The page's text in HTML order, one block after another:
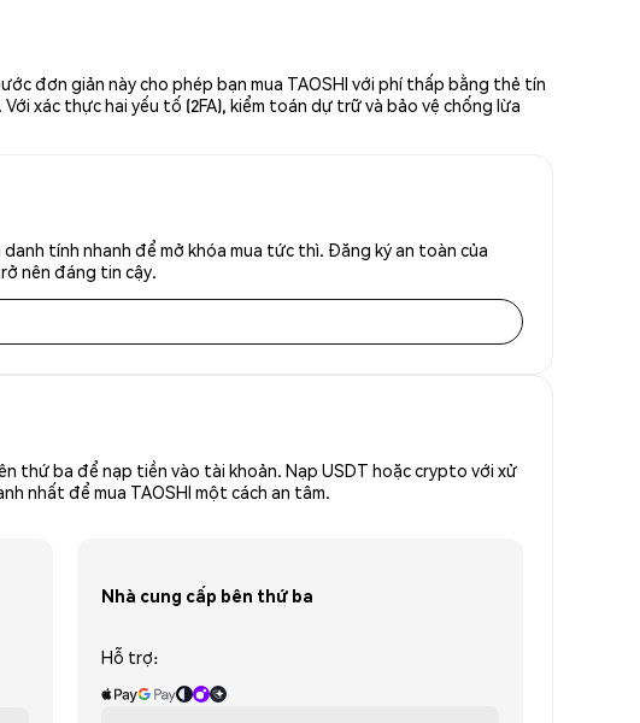
đơn giản này cho phép bạn mua TAOSHI với phí thấp bằng thẻ tín
xác thực hai yếu tố (2FA), kiểm toán dự trữ và bảo vệ chống lừa
tính nhanh để mở khóa mua tức thì. Đăng ký an toàn của
nên đáng tin cậy.
thứ ba để nạp tiền vào tài khoản. Nạp USDT hoặc crypto với xử
nhất để mua TAOSHI một cách an tâm.
Nhà cung cấp bên thứ ba
Hỗ trợ: